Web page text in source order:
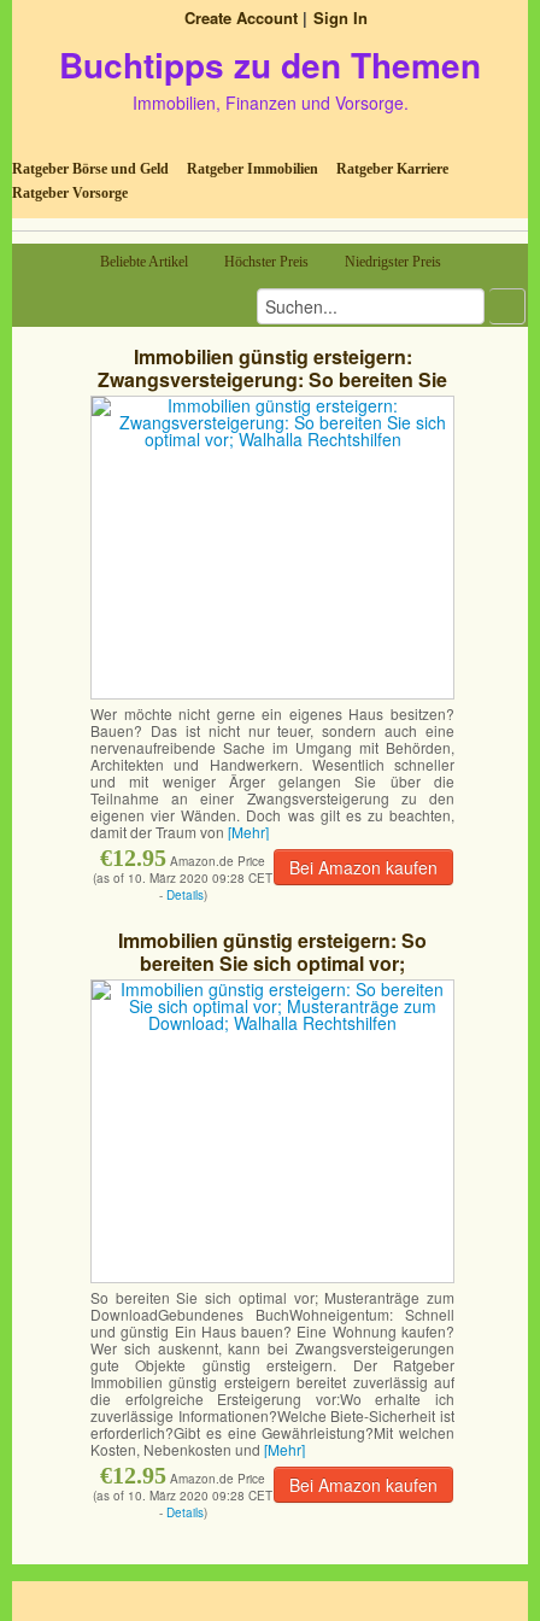
Create Account Sign In
Buchtipps zu den Themen
Immobilien, Finanzen und Vorsorge.
Ratgeber Börse und Geld Ratgeber Immobilien
Ratgeber Karriere
Ratgeber Vorsorge
Beliebte Artikel Höchster Preis Niedrigster Preis
Immobilien günstig ersteigern:
Zwangsversteigerung: So bereiten Sie
sich optimal vor; Walhalla Rechtshilfen
Wer möchte nicht gerne ein eigenes Haus besitzen?
Bauen? Das ist nicht nur teuer, sondern auch eine
nervenaufreibende Sache im Umgang mit Behörden,
Architekten und Handwerkern. Wesentlich schneller
und mit weniger Ärger gelangen Sie über die
Teilnahme an einer Zwangsversteigerung zu den
eigenen vier Wänden. Doch was gilt es zu beachten,
damit der Traum von [Mehr]
Bei Amazon kaufen
€12.95 Amazon.de Price
(as of 10. März 2020 09:28 CET
- Details)
Immobilien günstig ersteigern: So
bereiten Sie sich optimal vor;
Musteranträge zum Download; Walhalla
Rechtshilfen
So bereiten Sie sich optimal vor; Musteranträge zum
DownloadGebundenes BuchWohneigentum: Schnell
und günstig Ein Haus bauen? Eine Wohnung kaufen?
Wer sich auskennt, kann bei Zwangsversteigerungen
gute Objekte günstig ersteigern. Der Ratgeber
Immobilien günstig ersteigern bereitet zuverlässig auf
die erfolgreiche Ersteigerung vor:Wo erhalte ich
zuverlässige Informationen?Welche Biete-Sicherheit ist
erforderlich?Gibt es eine Gewährleistung?Mit welchen
Kosten, Nebenkosten und [Mehr]
Bei Amazon kaufen
€12.95 Amazon.de Price
(as of 10. März 2020 09:28 CET
- Details)